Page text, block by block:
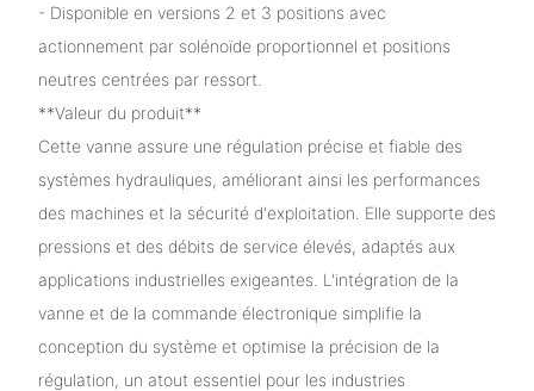
- Disponible en versions 2 et 3 positions avec
actionnement par solénoïde proportionnel et positions
neutres centrées par ressort.
**Valeur du produit**
Cette vanne assure une régulation précise et fiable des
systèmes hydrauliques, améliorant ainsi les performances
des machines et la sécurité d'exploitation. Elle supporte des
pressions et des débits de service élevés, adaptés aux
applications industrielles exigeantes. L'intégration de la
vanne et de la commande électronique simplifie la
conception du système et optimise la précision de la
régulation, un atout essentiel pour les industries